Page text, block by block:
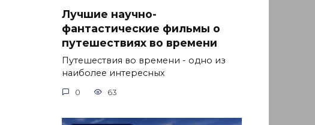
Лучшие научно-
фантастические фильмы о
путешествиях во времени
Путешествия во времени - одно из
наиболее интересных
0 63